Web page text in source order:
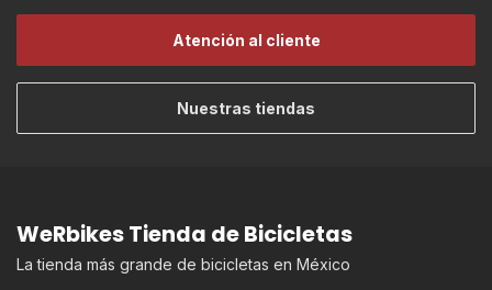
Atención al cliente
Nuestras tiendas
WeRbikes Tienda de Bicicletas
La tienda más grande de bicicletas en México